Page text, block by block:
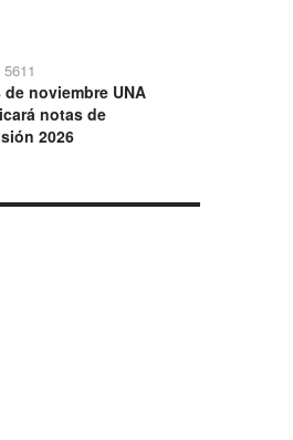
de noviembre UNA
notas de
2026